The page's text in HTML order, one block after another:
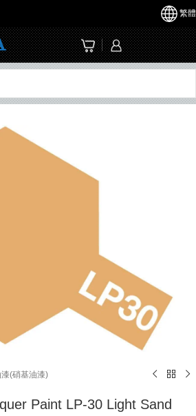
繁體
(硝基油漆)
Paint LP-30 Light Sand